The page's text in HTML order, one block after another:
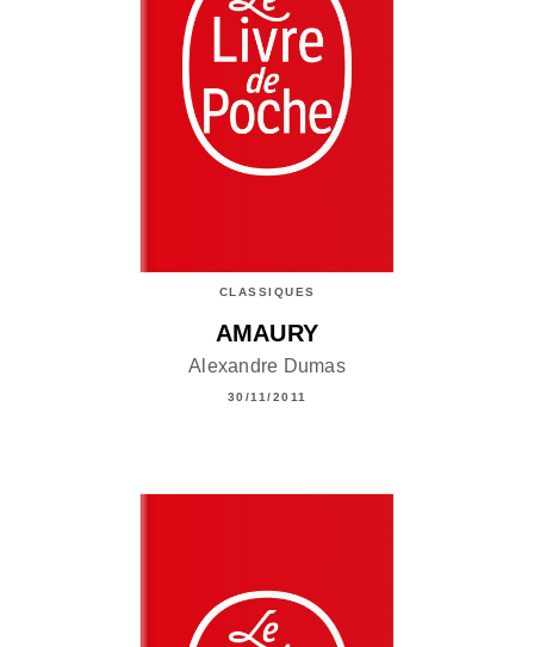
CLASSIQUES
AMAURY
Alexandre Dumas
30/11/2011